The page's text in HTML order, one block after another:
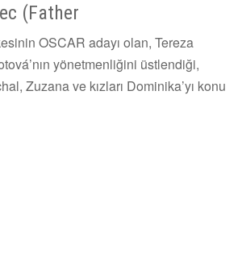
(Father
OSCAR adayı olan, Tereza
yönetmenliğini üstlendiği,
Zuzana ve kızları Dominika’yı konu